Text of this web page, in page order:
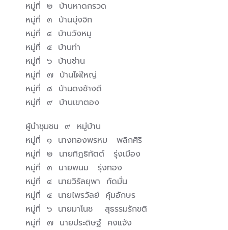
หมู่ที่ ๒ บ้านหาดกรวด
หมู่ที่ ๓ บ้านบุ่งจิก
หมู่ที่ ๔ บ้านวังหมู
หมู่ที่ ๕ บ้านท่า
หมู่ที่ ๖ บ้านซ่าน
หมู่ที่ ๗ บ้านไผ่ใหญ่
หมู่ที่ ๘ บ้านดงช้างดี
หมู่ที่ ๙ บ้านเขาตอง
ผู้นำชุมชน ๙ หมู่บ้าน
หมู่ที่ ๑ นางทองพรหม พลิกศิริ
หมู่ที่ ๒ นายทิฏธิทัตต์ รุ่งเมือง
หมู่ที่ ๓ นายพนม รุ่งทอง
หมู่ที่ ๔ นายวิรัลยุพา กัดมั่น
หมู่ที่ ๕ นายไพรวัลย์ คุ้มอักษร
หมู่ที่ ๖ นายมาโนช สุธรรมรักขติ
หมู่ที่ ๗ นายประดิษฐ์ คงแจ้ง